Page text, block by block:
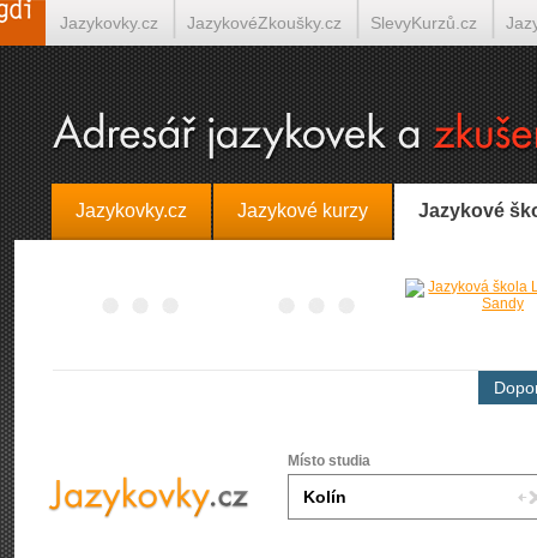
Jazykovky.cz Jazykové kurzy Jazykové
Místo studia
Jazykovky.cz JazykovéZkoušky.cz SlevyKurzů.cz
Španělština on-line Italština on-line Tlumočení-